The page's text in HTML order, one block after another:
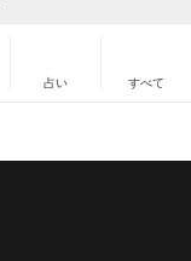
占い すべて